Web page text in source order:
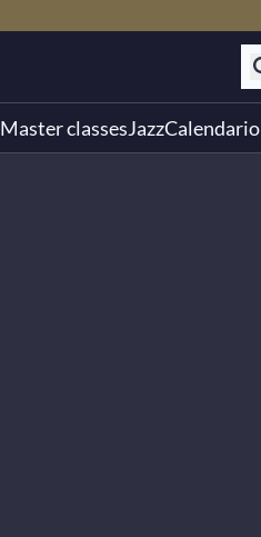
Master classesJazzCalendario